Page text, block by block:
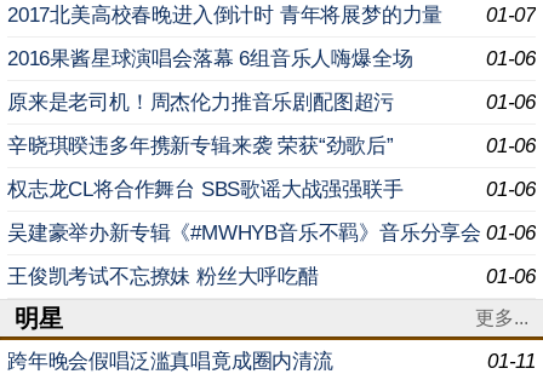
01-07
2017北美高校春晚进入倒计时 青年将展梦的力量
01-06
2016果酱星球演唱会落幕 6组音乐人嗨爆全场
01-06
原来是老司机！周杰伦力推音乐剧配图超污
01-06
辛晓琪暌违多年携新专辑来袭 荣获“劲歌后”
01-06
权志龙CL将合作舞台 SBS歌谣大战强强联手
01-06
吴建豪举办新专辑《#MWHYB音乐不羁》音乐分享会
01-06
王俊凯考试不忘撩妹 粉丝大呼吃醋
明星 更多...
01-11
跨年晚会假唱泛滥真唱竟成圈内清流